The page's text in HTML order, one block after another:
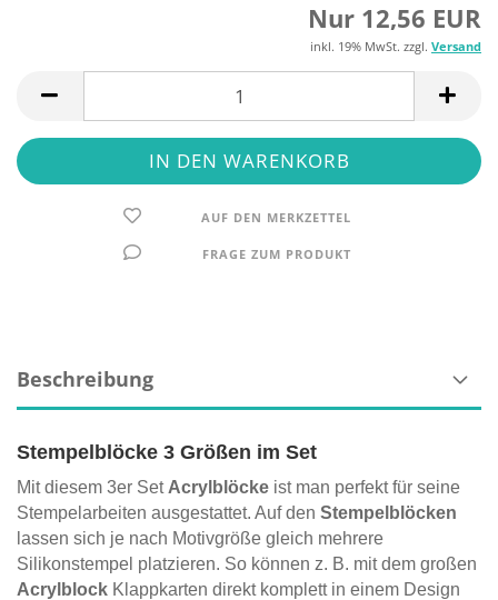
Nur 12,56 EUR
inkl. 19% MwSt. zzgl. Versand
AUF DEN MERKZETTEL
FRAGE ZUM PRODUKT
Beschreibung
Stempelblöcke 3 Größen im Set
Mit diesem 3er Set Acrylblöcke ist man perfekt für seine
Stempelarbeiten ausgestattet. Auf den Stempelblöcken
lassen sich je nach Motivgröße gleich mehrere
Silikonstempel platzieren. So können z. B. mit dem großen
Acrylblock Klappkarten direkt komplett in einem Design